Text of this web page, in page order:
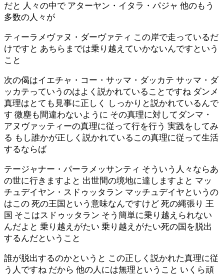
だと 人々の中で アターヤン・イタラ・パジャ 他のもう
多数の人々が
ティーラメヴァヌ・ダーヴァティ この岸で走っているだ
けですと あちらまでは乗り越えていかないんですという
こと
次の偈はイエチャ・コー・サッマ・ダッカテ サッマ・ダ
ッカテっていうのはよく説かれていることですね ダンメ
真理はとても見事に正しく しっかりと説かれているんで
す 微塵も間違わないように その真理に対してダンマ・
アヌヴァッティーの真理に従って行を行う 実践をしてみ
る もし誰かが正しく説かれているこの真理に従って生活
するならば
テージャナー・パーラメッサンティ そういう人々ならあ
の世に行きますよと 出世間の境地に達しますよと マッ
チュデイヤン・スドゥッタラン マッチュデイヤというの
はこの 死の王国という意味なんですけど 死の縄張り 王
国 そこはスドゥッタラン そう簡単に乗り越えられない
んだよと 乗り越えがたい 乗り越えがたい死の国を脱出
するんだということ
誰が脱出するのかというと この正しく説かれた真理に従
う人ですね だから 他の人には無理ということ いくら頑